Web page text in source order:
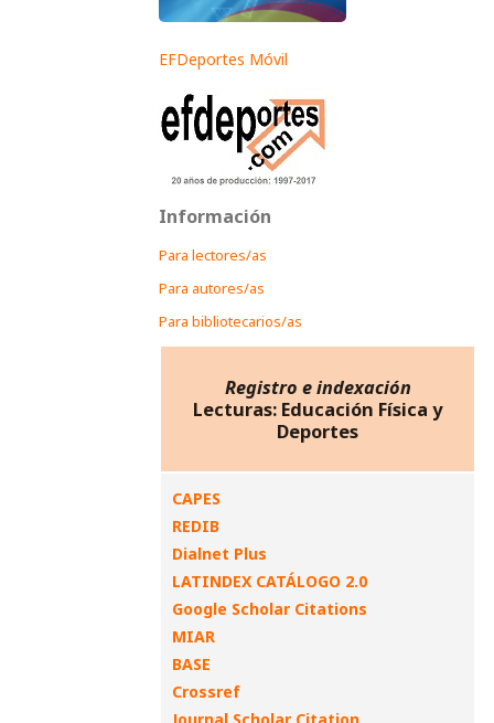
EFDeportes Móvil
Información
Para lectores/as
Para autores/as
Para bibliotecarios/as
Registro e indexación
Lecturas: Educación Física y
Deportes
CAPES
REDIB
Dialnet Plus
LATINDEX CATÁLOGO 2.0
Google Scholar Citations
MIAR
BASE
Crossref